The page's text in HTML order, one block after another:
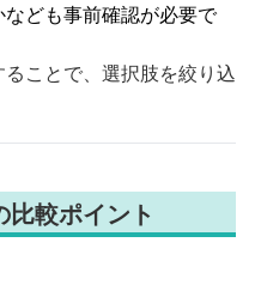
ども事前確認が必要で
ことで、選択肢を絞り込
較ポイント